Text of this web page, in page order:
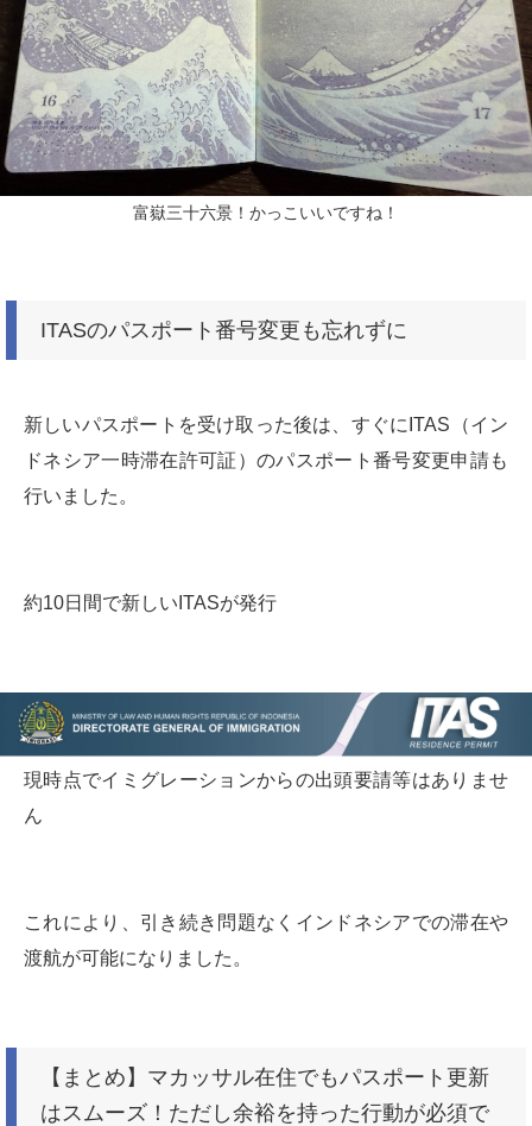
富嶽三十六景！かっこいいですね！
ITASのパスポート番号変更も忘れずに
新しいパスポートを受け取った後は、すぐにITAS（イン
ドネシア一時滞在許可証）のパスポート番号変更申請も
行いました。
約10日間で新しいITASが発行
現時点でイミグレーションからの出頭要請等はありませ
ん
これにより、引き続き問題なくインドネシアでの滞在や
渡航が可能になりました。
【まとめ】マカッサル在住でもパスポート更新
はスムーズ！ただし余裕を持った行動が必須で